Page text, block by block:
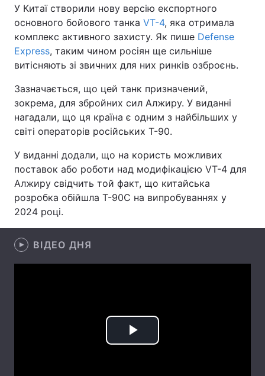
Україна Політика
Світ
Спорт Наука
Зброя Інциденти
Здоров'я Туризм
Цікавинки Погода
Екологія Регіони
Лонгріди
Відео з Youtube
У Китаї створили нову версію експортного
основного бойового танка VT-4, яка отримала
комплекс активного захисту. Як пише Defense
Express, таким чином росіян ще сильніше
витісняють зі звичних для них ринків озброєнь.
Зазначається, що цей танк призначений,
зокрема, для збройних сил Алжиру. У виданні
нагадали, що ця країна є одним з найбільших у
світі операторів російських Т-90.
У виданні додали, що на користь можливих
поставок або роботи над модифікацією VT-4 для
Алжиру свідчить той факт, що китайська
розробка обійшла Т-90С на випробуваннях у
2024 році.
ВІДЕО ДНЯ
Play